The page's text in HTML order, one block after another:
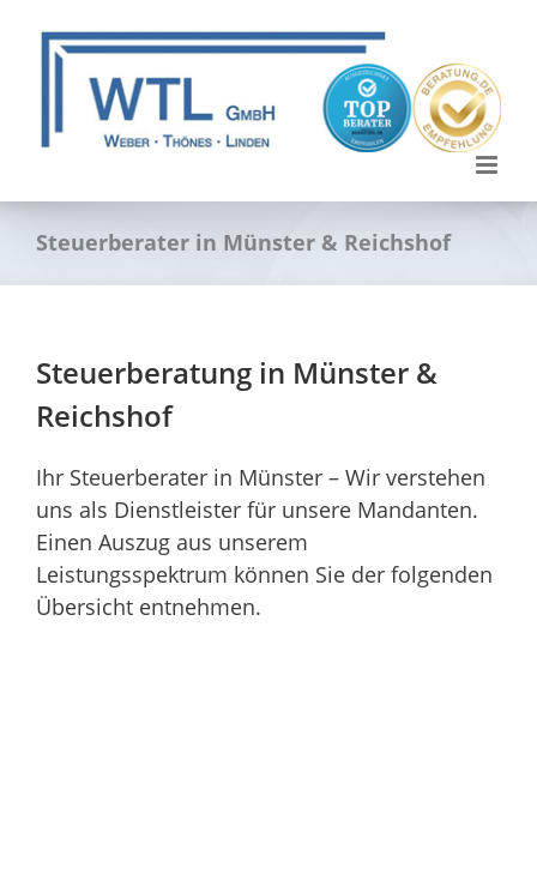
Steuerberater in Münster & Reichshof
Steuerberatung in Münster &
Reichshof
Ihr Steuerberater in Münster – Wir verstehen
uns als Dienstleister für unsere Mandanten.
Einen Auszug aus unserem
Leistungsspektrum können Sie der folgenden
Übersicht entnehmen.